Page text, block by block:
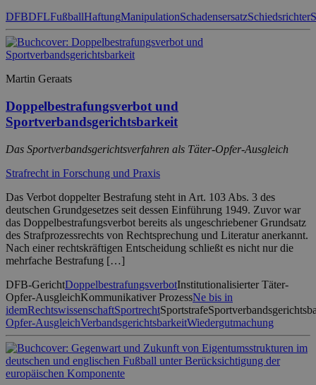
DFBDFLFußballHaftungManipulationSchadensersatzSchiedsrichter
Martin Geraats
Doppelbestrafungsverbot und
Sportverbandsgerichtsbarkeit
Das Sportverbandsgerichtsverfahren als Täter-Opfer-Ausgleich
Strafrecht in Forschung und Praxis
Das Verbot doppelter Bestrafung steht in Art. 103 Abs. 3 des
deutschen Grundgesetzes seit dessen Einführung 1949. Zuvor war
das Doppelbestrafungsverbot bereits als ungeschriebener Grundsatz
des Strafprozessrechts von Rechtsprechung und Literatur anerkannt.
Nach einer rechtskräftigen Entscheidung schließt es nicht nur die
mehrfache Bestrafung […]
DFB-GerichtDoppelbestrafungsverbotInstitutionalisierter Täter-
Opfer-AusgleichKommunikativer ProzessNe bis in
idemRechtswissenschaftSportrechtSportstrafe
Opfer-AusgleichVerbandsgerichtsbarkeitWiedergutmachung